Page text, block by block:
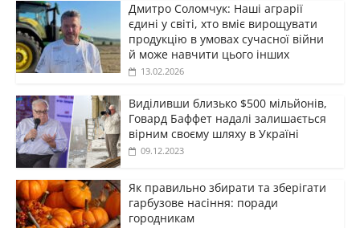
Дмитро Соломчук: Наші аграрії
єдині у світі, хто вміє вирощувати
продукцію в умовах сучасної війни
й може навчити цього інших
13.02.2026
Виділивши близько $500 мільйонів,
Говард Баффет надалі залишається
вірним своєму шляху в Україні
09.12.2023
Як правильно збирати та зберігати
гарбузове насіння: поради
городникам